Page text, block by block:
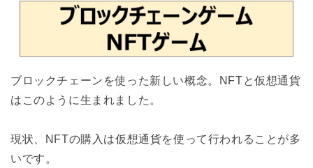
ブロックチェーンを使った新しい概念。NFTと仮想通貨
はこのように生まれました。
現状、NFTの購入は仮想通貨を使って行われることが多
いです。